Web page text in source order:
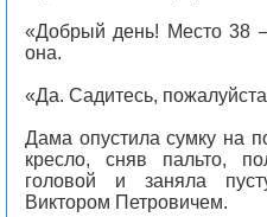
«Добрый день! Место 38
она.
«Да. Садитесь,
Дама опустила сумку на
кресло, сняв пальто,
головой и заняла
Виктором Петровичем.